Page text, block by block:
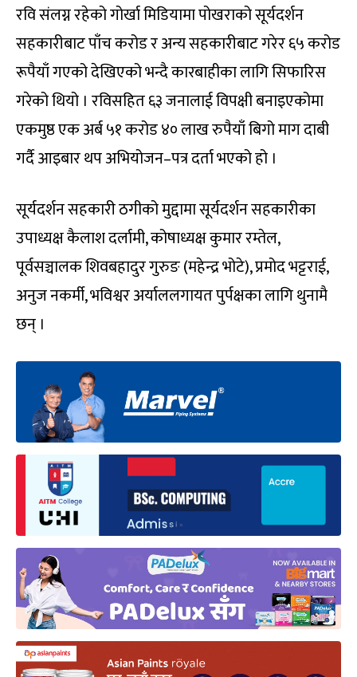
रवि संलग्न रहेको गोर्खा मिडियामा पोखराको सूर्यदर्शन
सहकारीबाट पाँच करोड र अन्य सहकारीबाट गरेर ६५ करोड
रूपैयाँ गएको देखिएको भन्दै कारबाहीका लागि सिफारिस
गरेको थियो । रविसहित ६३ जनालाई विपक्षी बनाइएकोमा
एकमुष्ठ एक अर्ब ५१ करोड ४० लाख रुपैयाँ बिगो माग दाबी
गर्दै आइबार थप अभियोजन–पत्र दर्ता भएको हो ।
सूर्यदर्शन सहकारी ठगीको मुद्दामा सूर्यदर्शन सहकारीका
उपाध्यक्ष कैलाश दर्लामी, कोषाध्यक्ष कुमार रम्तेल,
पूर्वसञ्चालक शिवबहादुर गुरुङ (महेन्द्र भोटे), प्रमोद भट्टराई,
अनुज नकर्मी, भविश्वर अर्याललगायत पुर्पक्षका लागि थुनामै
छन् ।